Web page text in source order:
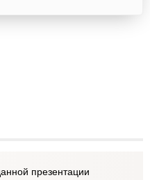
презентации